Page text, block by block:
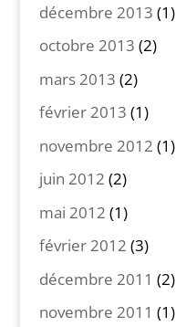
décembre 2013 (1)
octobre 2013 (2)
mars 2013 (2)
février 2013 (1)
novembre 2012 (1)
juin 2012 (2)
mai 2012 (1)
février 2012 (3)
décembre 2011 (2)
novembre 2011 (1)